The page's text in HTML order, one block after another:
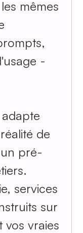
mêmes
-
adapte
de
pré-
services
sur
vos vraies